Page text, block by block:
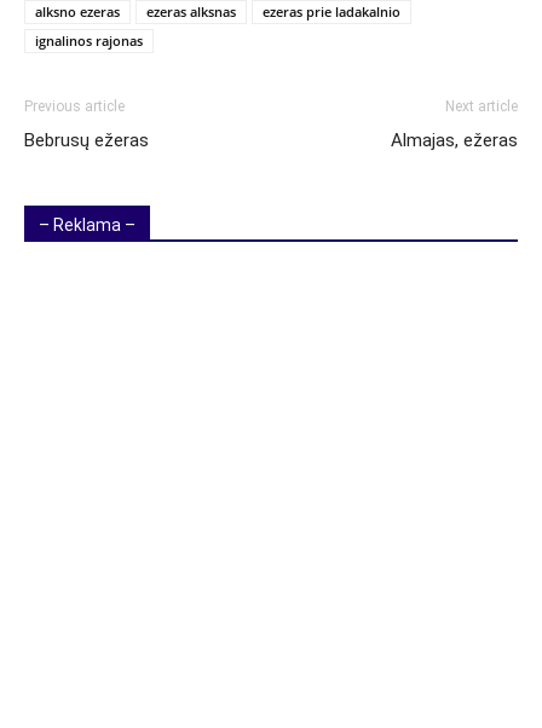
alksno ezeras
ezeras alksnas
ezeras prie ladakalnio
ignalinos rajonas
Previous article
Bebrusų ežeras
Next article
Almajas, ežeras
– Reklama –